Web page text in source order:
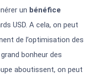
un bénéfice
USD. A cela, on peut
de l’optimisation des
bonheur des
aboutissent, on peut